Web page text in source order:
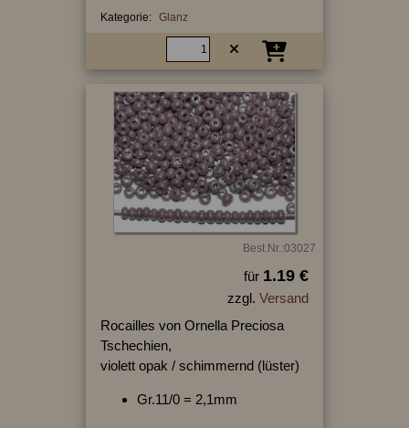
Kategorie: Glanz
Best.Nr.:03027
für 1.19 €
zzgl. Versand
Rocailles von Ornella Preciosa
Tschechien,
violett opak / schimmernd (lüster)
Gr.11/0 = 2,1mm